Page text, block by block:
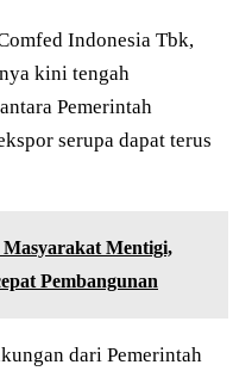
Indonesia Tbk,
kini tengah
Pemerintah
serupa dapat terus
Mentigi,
Pembangunan
dari Pemerintah